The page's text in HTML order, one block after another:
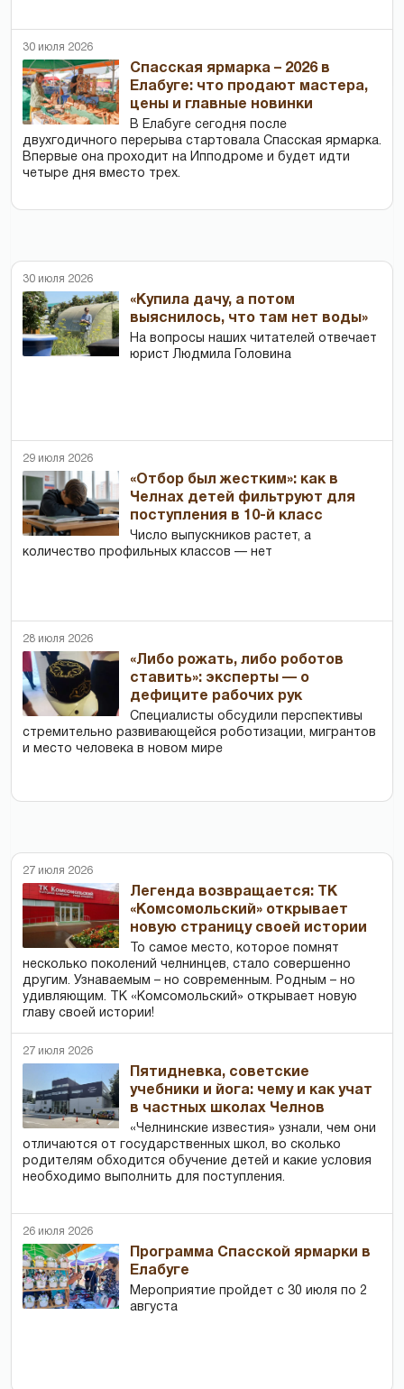
30 июля 2026
Спасская ярмарка – 2026 в
Елабуге: что продают мастера,
цены и главные новинки
В Елабуге сегодня после
двухгодичного перерыва стартовала Спасская ярмарка.
Впервые она проходит на Ипподроме и будет идти
четыре дня вместо трех.
30 июля 2026
«Купила дачу, а потом
выяснилось, что там нет воды»
На вопросы наших читателей отвечает
юрист Людмила Головина
29 июля 2026
«Отбор был жестким»: как в
Челнах детей фильтруют для
поступления в 10-й класс
Число выпускников растет, а
количество профильных классов — нет
28 июля 2026
«Либо рожать, либо роботов
ставить»: эксперты — о
дефиците рабочих рук
Специалисты обсудили перспективы
стремительно развивающейся роботизации, мигрантов
и место человека в новом мире
27 июля 2026
Легенда возвращается: ТК
«Комсомольский» открывает
новую страницу своей истории
То самое место, которое помнят
несколько поколений челнинцев, стало совершенно
другим. Узнаваемым – но современным. Родным – но
удивляющим. ТК «Комсомольский» открывает новую
главу своей истории!
27 июля 2026
Пятидневка, советские
учебники и йога: чему и как учат
в частных школах Челнов
«Челнинские известия» узнали, чем они
отличаются от государственных школ, во сколько
родителям обходится обучение детей и какие условия
необходимо выполнить для поступления.
26 июля 2026
Программа Спасской ярмарки в
Елабуге
Мероприятие пройдет с 30 июля по 2
августа